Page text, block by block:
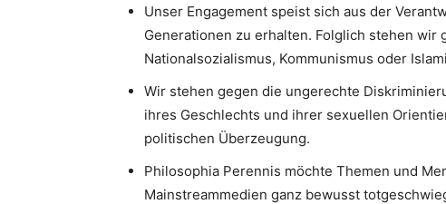
Unser Engagement speist sich aus der
Generationen zu erhalten. Folglich stehen wir
Nationalsozialismus, Kommunismus oder
Wir stehen gegen die ungerechte
ihres Geschlechts und ihrer sexuellen
politischen Überzeugung.
Philosophia Perennis möchte Themen und
Mainstreammedien ganz bewusst